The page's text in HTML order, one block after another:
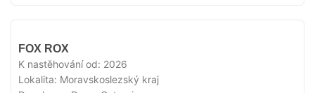
FOX ROX
K nastěhování od: 2026
Lokalita: Moravskoslezský kraj